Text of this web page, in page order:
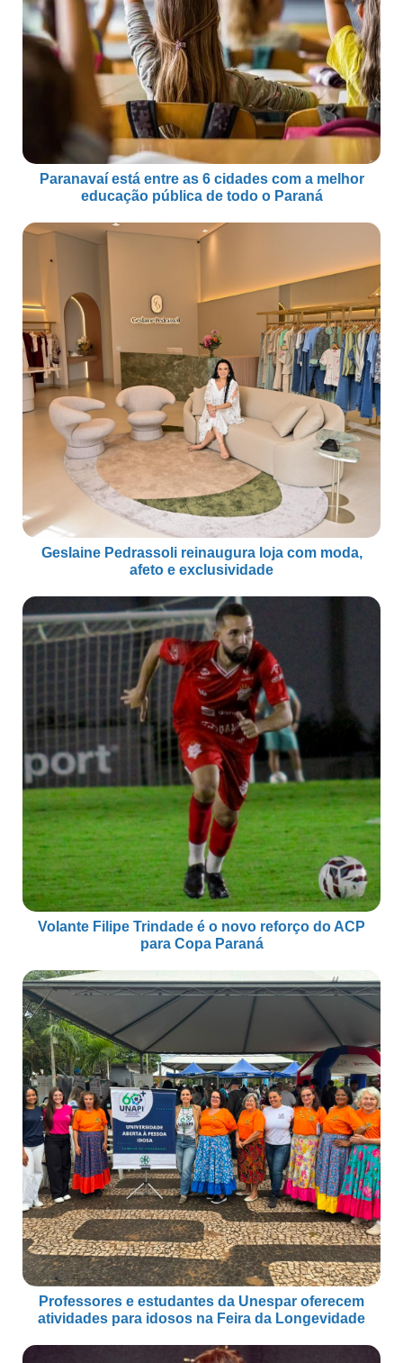
Paranavaí está entre as 6 cidades com a melhor
educação pública de todo o Paraná
Geslaine Pedrassoli reinaugura loja com moda,
afeto e exclusividade
Volante Filipe Trindade é o novo reforço do ACP
para Copa Paraná
Professores e estudantes da Unespar oferecem
atividades para idosos na Feira da Longevidade